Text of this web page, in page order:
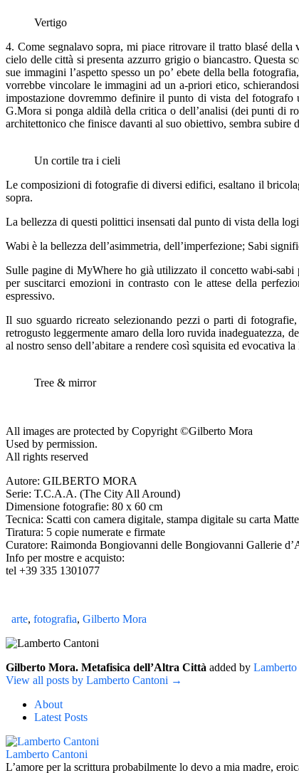
Vertigo
4. Come segnalavo sopra, mi piace ritrovare il tratto blasé
cielo delle città si presenta azzurro grigio o biancastro. Questa
sue immagini l’aspetto spesso un po’ ebete della bella
vorrebbe vincolare le immagini ad un a-priori etico,
impostazione dovremmo definire il punto di vista del
G.Mora si ponga aldilà della critica o dell’analisi (dei punti di
architettonico che finisce davanti al suo obiettivo, sembra
Un cortile tra i cieli
Le composizioni di fotografie di diversi edifici, esaltano il
sopra.
La bellezza di questi polittici insensati dal punto di vista della
Wabi è la bellezza dell’asimmetria, dell’imperfezione; Sabi
Sulle pagine di MyWhere ho già utilizzato il concetto wabi-sabi
per suscitarci emozioni in contrasto con le attese della
espressivo.
Il suo sguardo ricreato selezionando pezzi o parti di
retrogusto leggermente amaro della loro ruvida inadeguatezza,
al nostro senso dell’abitare a rendere così squisita ed evocativa
Tree & mirror
All images are protected by Copyright ©Gilberto Mora
Used by permission.
All rights reserved
Autore: GILBERTO MORA
Serie: T.C.A.A. (The City All Around)
Dimensione fotografie: 80 x 60 cm
Tecnica: Scatti con camera digitale, stampa digitale su carta
Tiratura: 5 copie numerate e firmate
Curatore: Raimonda Bongiovanni delle Bongiovanni Gallerie
Info per mostre e acquisto:
tel +39 335 1301077
arte, fotografia, Gilberto Mora
Gilberto Mora. Metafisica dell’Altra Città added by
View all posts by Lamberto Cantoni →
About
Latest Posts
Lamberto Cantoni
L’amore per la scrittura probabilmente lo devo a mia madre,